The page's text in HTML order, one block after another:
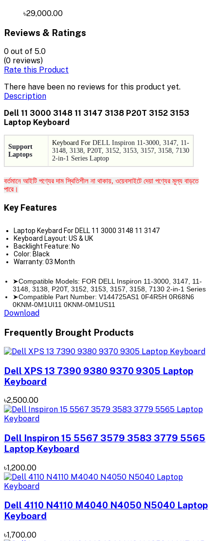
৳29,000.00
Reviews & Ratings
0 out of 5.0
(0 reviews)
Rate this Product
There have been no reviews for this product yet.
Description
Dell 11 3000 3148 11 3147 3138 P20T 3152 3153
Laptop Keyboard
Support
Laptops
Keyboard For DELL Inspiron 11-3000, 3147, 11-
3148, 3138, P20T, 3152, 3153, 3157, 3158, 7130
2-in-1 Series Laptop
বর্তমানে আইটি পণ্যের দাম স্থিতিশীল না থাকায়, ওয়েবসাইটে দেয়া পণ্যের মূল্য বাড়তে
পারে।
Key Features
Laptop Keybard For DELL 11 3000 3148 11 3147
Keyboard Layout: US & UK
Backlight Feature: No
Color: Black
Warranty: 03 Month
➤Compatible Models: FOR DELL Inspiron 11-3000, 3147, 11-
3148, 3138, P20T, 3152, 3153, 3157, 3158, 7130 2-in-1 Series
➤Compatible Part Number: V144725AS1 0F4R5H 0R68N6
0KNM-0M1UI11 0KNM-0M1US11
Download
Frequently Brought Products
Dell XPS 13 7390 9380 9370 9305 Laptop
Keyboard
৳2,500.00
Dell Inspiron 15 5567 3579 3583 3779 5565
Laptop Keyboard
৳1,200.00
Dell 4110 N4110 M4040 N4050 N5040 Laptop
Keyboard
৳1,700.00